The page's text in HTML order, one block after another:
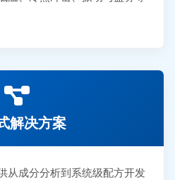
解决方案
从成分分析到系统级配方开发